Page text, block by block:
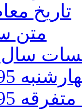
تاریخ
متن
سال 95
95
95